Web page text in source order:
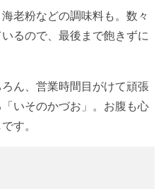
老粉などの調味料も。数々
るので、最後まで飽きずに
ん、営業時間目がけて頑張
いそのかづお」。お腹も心
す。